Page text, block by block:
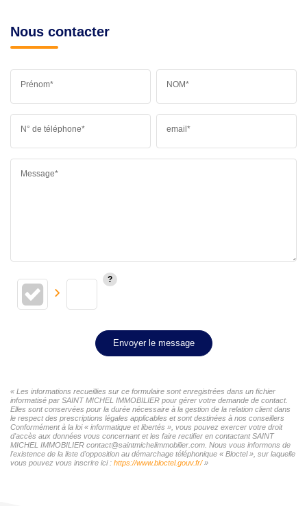
Nous contacter
Prénom* NOM*
N° de téléphone* email*
Message*
Envoyer le message
« Les informations recueillies sur ce formulaire sont enregistrées dans un fichier
informatisé par SAINT MICHEL IMMOBILIER pour gérer votre demande de contact.
Elles sont conservées pour la durée nécessaire à la gestion de la relation client dans
le respect des prescriptions légales applicables et sont destinées à nos conseillers
Conformément à la loi « informatique et libertés », vous pouvez exercer votre droit
d'accès aux données vous concernant et les faire rectifier en contactant SAINT
MICHEL IMMOBILIER contact@saintmichelimmobilier.com. Nous vous informons de
l'existence de la liste d'opposition au démarchage téléphonique « Bloctel », sur laquelle
vous pouvez vous inscrire ici : https://www.bloctel.gouv.fr/»